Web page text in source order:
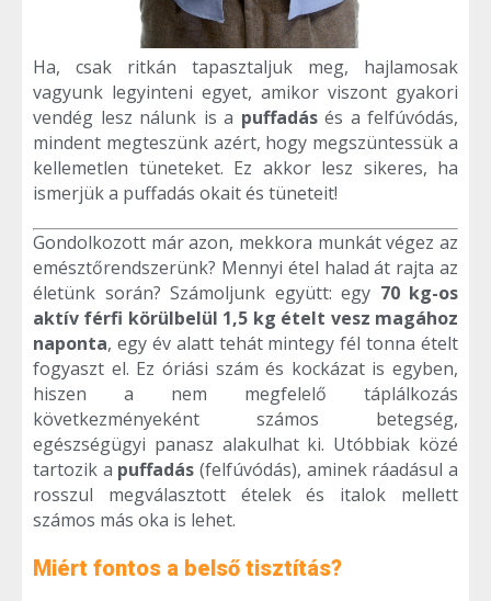
Ha, csak ritkán tapasztaljuk meg, hajlamosak
vagyunk legyinteni egyet, amikor viszont gyakori
vendég lesz nálunk is a puffadásés a felfúvódás,
mindent megteszünk azért, hogy megszüntessük a
kellemetlen tüneteket. Ez akkor lesz sikeres, ha
ismerjük a puffadás okait és tüneteit!
Gondolkozott már azon, mekkora munkát végez az
emésztőrendszerünk? Mennyi étel halad át rajta az
életünk során? Számoljunk együtt: egy 70 kg-os
aktív férfi körülbelül 1,5 kg ételt vesz magához
naponta, egy év alatt tehát mintegy fél tonna ételt
fogyaszt el. Ez óriási szám és kockázat is egyben,
hiszen a nem megfelelő táplálkozás
következményeként számos betegség,
egészségügyi panasz alakulhat ki. Utóbbiak közé
tartozik a puffadás (felfúvódás), aminek ráadásul a
rosszul megválasztott ételek és italok mellett
számos más oka is lehet.
Miért fontos a belső tisztítás?